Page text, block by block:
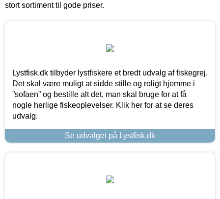
stort sortiment til gode priser.
Lystfisk.dk tilbyder lystfiskere et bredt udvalg af fiskegrej.
Det skal være muligt at sidde stille og roligt hjemme i
”sofaen” og bestille alt det, man skal bruge for at få
nogle herlige fiskeoplevelser. Klik her for at se deres
udvalg.
Se udvalget på Lystfisk.dk